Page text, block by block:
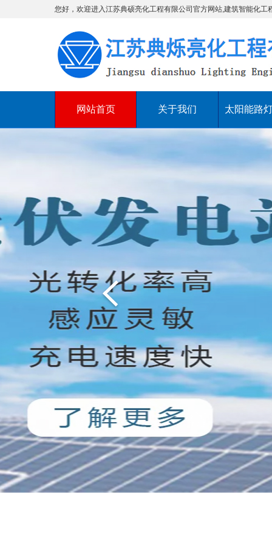
您好，欢迎进入江苏典硕亮化工程有限公司官方网站,建筑智能化工
网站首页 关于我们 太阳能路